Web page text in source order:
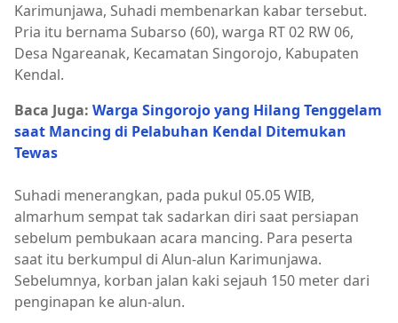
Karimunjawa, Suhadi membenarkan kabar tersebut.
Pria itu bernama Subarso (60), warga RT 02 RW 06,
Desa Ngareanak, Kecamatan Singorojo, Kabupaten
Kendal.
Baca Juga: Warga Singorojo yang Hilang Tenggelam
saat Mancing di Pelabuhan Kendal Ditemukan
Tewas
Suhadi menerangkan, pada pukul 05.05 WIB,
almarhum sempat tak sadarkan diri saat persiapan
sebelum pembukaan acara mancing. Para peserta
saat itu berkumpul di Alun-alun Karimunjawa.
Sebelumnya, korban jalan kaki sejauh 150 meter dari
penginapan ke alun-alun.